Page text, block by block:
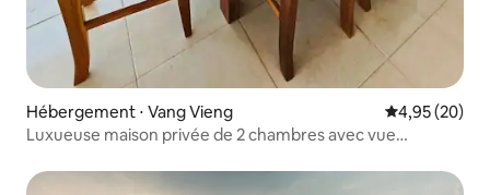
Hébergement ⋅ Vang Vieng Évaluation
4,95 (20)
Luxueuse maison privée de 2 chambres avec vue